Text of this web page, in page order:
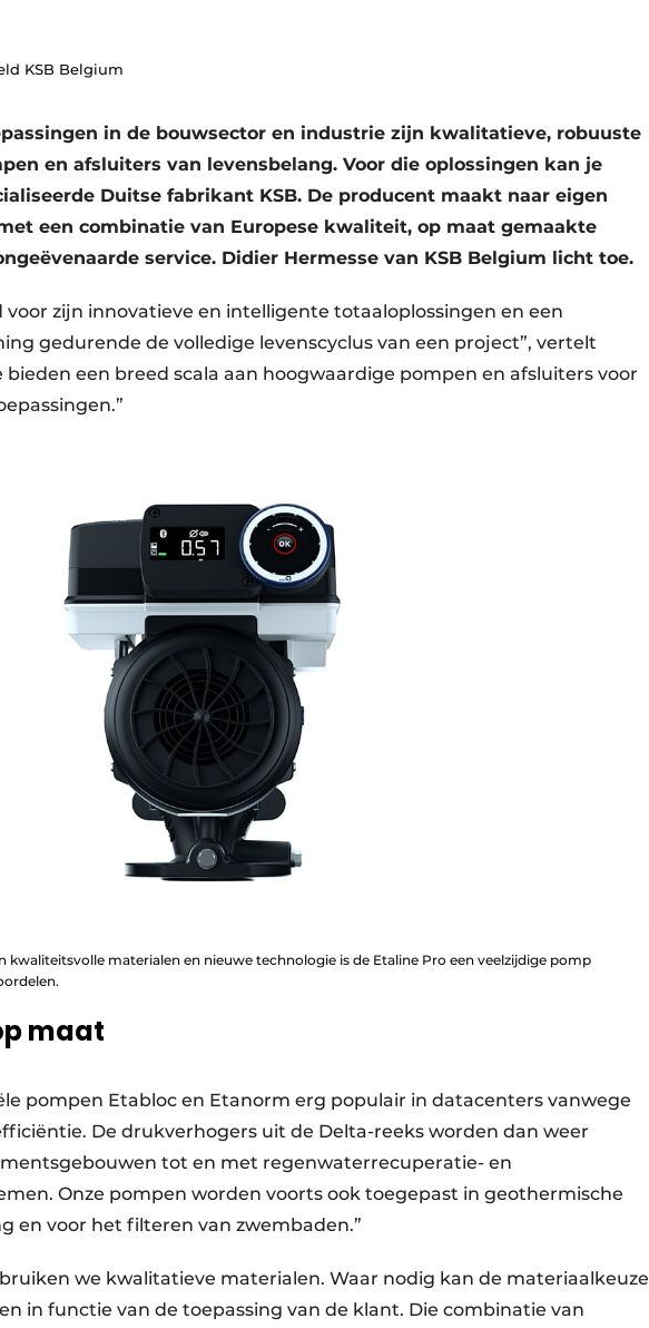
KSB Belgium
in de bouwsector en industrie zijn kwalitatieve, robuuste
en afsluiters van levensbelang. Voor die oplossingen kan je
Duitse fabrikant KSB. De producent maakt naar eigen
een combinatie van Europese kwaliteit, op maat gemaakte
service. Didier Hermesse van KSB Belgium licht toe.
voor zijn innovatieve en intelligente totaaloplossingen en een
gedurende de volledige levenscyclus van een project”, vertelt
bieden een breed scala aan hoogwaardige pompen en afsluiters voor
kwaliteitsvolle materialen en nieuwe technologie is de Etaline Pro een veelzijdige pomp
maat
pompen Etabloc en Etanorm erg populair in datacenters vanwege
De drukverhogers uit de Delta-reeks worden dan weer
tot en met regenwaterrecuperatie- en
Onze pompen worden voorts ook toegepast in geothermische
en voor het filteren van zwembaden.”
we kwalitatieve materialen. Waar nodig kan de materiaalkeuze
in functie van de toepassing van de klant. Die combinatie van